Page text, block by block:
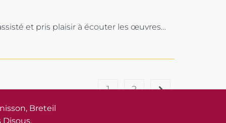
et pris plaisir à écouter les œuvres…
1 2
Breteil
Disous,